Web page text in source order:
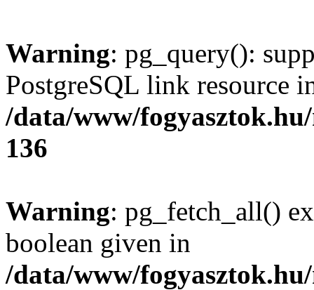
Warning: pg_query():
PostgreSQL link resource
/data/www/
136
Warning: pg_fetch_all()
boolean given in
/data/www/